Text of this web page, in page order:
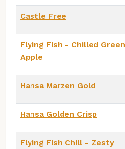
Castle Free
Flying Fish - Chilled Green
Apple
Hansa Marzen Gold
Hansa Golden Crisp
Flying Fish Chill - Zesty